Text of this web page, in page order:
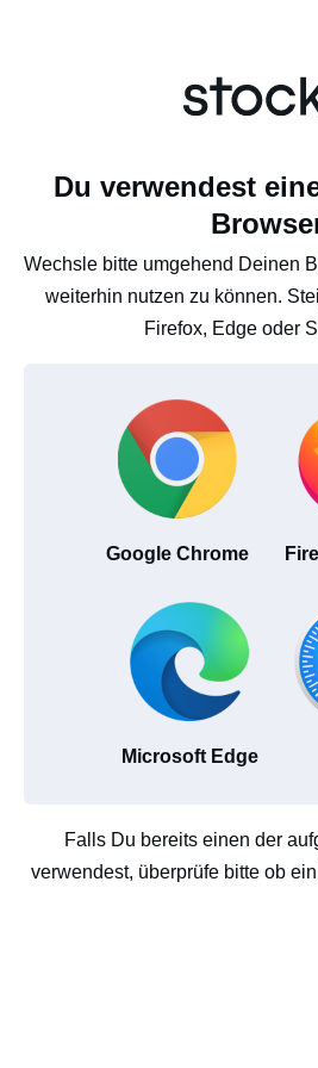
Du verwendest
Wechsle bitte umgehend Deinen
weiterhin nutzen zu können.
Firefox, Edge oder
Google Chrome
Microsoft Edge
Falls Du bereits einen der
verwendest, überprüfe bitte ob